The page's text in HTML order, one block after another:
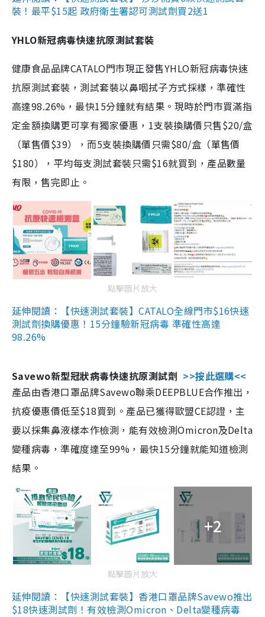
裝！最平$15起 政府衛生署認可測試劑買2送1
YHLO新冠病毒快速抗原測試套裝
健康食品品牌CATALO門市現正發售YHLO新冠病毒快速
抗原測試套裝，測試套裝以鼻咽拭子方式採樣，準確性
高達98.26%，最快15分鐘就有結果。現時於門市買滿指
定金額換購更可享有獨家優惠，1支裝換購價只售$20/盒
（單售價$39），而5支裝換購價只需$80/盒（單售價
$180），平均每支測試套裝只需$16就買到，產品數量
有限，售完即止。
點擊圖片放大
延伸閱讀：【快速測試套裝】CATALO全線門市$16快速
測試劑換購優惠！15分鐘驗新冠病毒 準確性高達
98.26%
Savewo新型冠狀病毒快速抗原測試劑 >>按此選購<<
產品由香港口罩品牌Savewo聯乘DEEPBLUE合作推出，
抗疫優惠價低至$18買到。產品已獲得歐盟CE認證，主
要以採集鼻液樣本作檢測，能有效檢測Omicron及Delta
變種病毒，準確度達至99%，最快15分鐘就能知道檢測
結果。
+2
點擊圖片放大
延伸閱讀：【快速測試套裝】香港口罩品牌Savewo推出
$18快速測試劑！有效檢測Omicron、Delta變種病毒